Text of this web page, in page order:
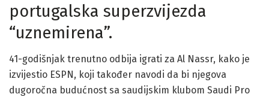
portugalska superzvijezda
“uznemirena”.
41-godišnjak trenutno odbija igrati za Al Nassr, kako je
izvijestio ESPN, koji također navodi da bi njegova
dugoročna budućnost sa saudijskim klubom Saudi Pro